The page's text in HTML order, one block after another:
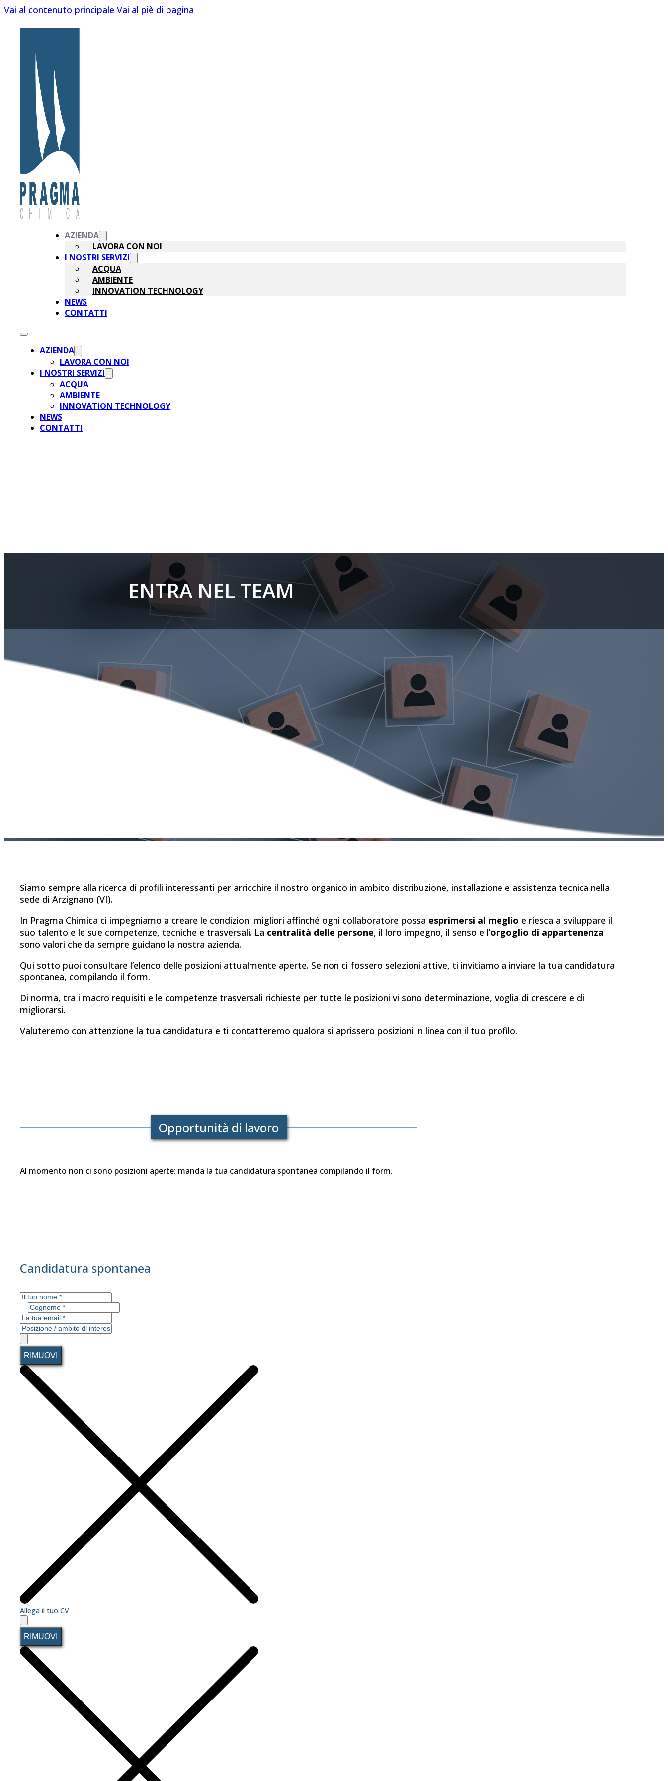
Vai al contenuto principale Vai al piè di pagina
AZIENDA
LAVORA CON NOI
I NOSTRI SERVIZI
ACQUA
AMBIENTE
INNOVATION TECHNOLOGY
NEWS
CONTATTI
AZIENDA
LAVORA CON NOI
I NOSTRI SERVIZI
ACQUA
AMBIENTE
INNOVATION TECHNOLOGY
NEWS
CONTATTI
ENTRA NEL TEAM
Siamo sempre alla ricerca di profili interessanti per arricchire il nostro organico in ambito distribuzione, installazione e assistenza tecnica nella
sede di Arzignano (VI).
In Pragma Chimica ci impegniamo a creare le condizioni migliori affinché ogni collaboratore possa esprimersi al meglio e riesca a sviluppare il
suo talento e le sue competenze, tecniche e trasversali. La centralità delle persone, il loro impegno, il senso e l’orgoglio di appartenenza
sono valori che da sempre guidano la nostra azienda.
Qui sotto puoi consultare l’elenco delle posizioni attualmente aperte. Se non ci fossero selezioni attive, ti invitiamo a inviare la tua candidatura
spontanea, compilando il form.
Di norma, tra i macro requisiti e le competenze trasversali richieste per tutte le posizioni vi sono determinazione, voglia di crescere e di
migliorarsi.
Valuteremo con attenzione la tua candidatura e ti contatteremo qualora si aprissero posizioni in linea con il tuo profilo.
Opportunità di lavoro
Al momento non ci sono posizioni aperte: manda la tua candidatura spontanea compilando il form.
Candidatura spontanea
RIMUOVI
Allega il tuo CV
RIMUOVI